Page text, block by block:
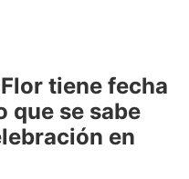
tiene fecha
que se sabe
en